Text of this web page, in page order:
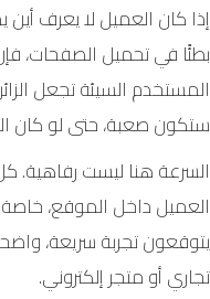
إذا كان العميل لا يعرف
بطئًا في تحميل الصفحات،
المستخدم السيئة تجعل
ستكون صعبة، حتى لو كان
السرعة هنا ليست رفاهية.
العميل داخل الموقع،
يتوقعون تجربة سريعة،
تجاري أو متجر إلكتروني.